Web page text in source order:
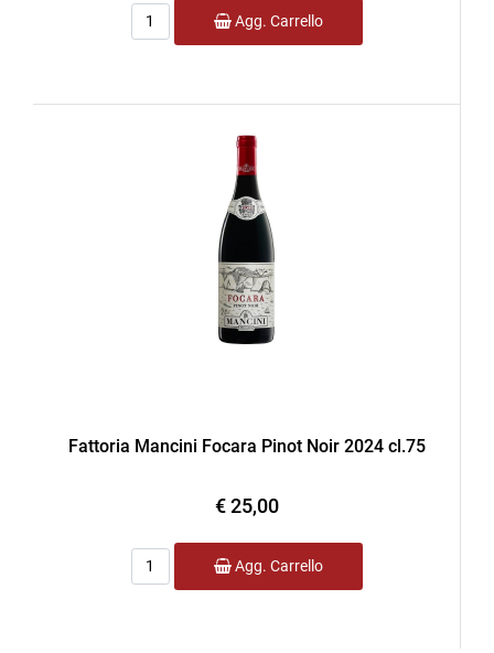
Quantità
Agg. Carrello
Fattoria Mancini Focara Pinot Noir 2024 cl.75
€ 25,00
Quantità
Agg. Carrello